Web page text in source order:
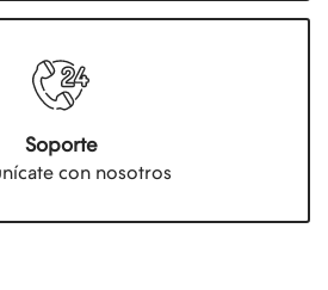
Soporte
con nosotros